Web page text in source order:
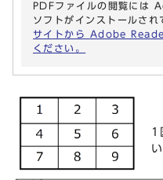
PDFファイルの閲覧には
ソフトがインストールされ
サイトから Adobe
ください。
1